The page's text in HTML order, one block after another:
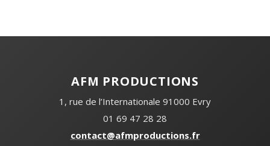
AFM Productions
1, rue de l’Internationale 91000 Evry
01 69 47 28 28
contact@afmproductions.fr